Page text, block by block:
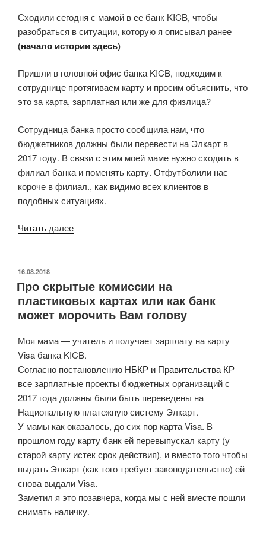
о
том,
как
морочит
голову
клиенту»
Сходили сегодня с мамой в ее банк KICB, чтобы
разобраться в ситуации, которую я описывал ранее
(начало истории здесь)
Пришли в головной офис банка KICB, подходим к
сотруднице протягиваем карту и просим объяснить, что
это за карта, зарплатная или же для физлица?
Сотрудница банка просто сообщила нам, что
бюджетников должны были перевести на Элкарт в
2017 году. В связи с этим моей маме нужно сходить в
филиал банка и поменять карту. Отфутболили нас
короче в филиал., как видимо всех клиентов в
подобных ситуациях.
Читать далее«Продолжение
как
банк
морочит
учителю
и
незаконно
забирает
0,5%
зарплаты»
ОПУБЛИКОВАНО
16.08.2018
Про скрытые комиссии на
пластиковых картах или как банк
может морочить Вам голову
Моя мама — учитель и получает зарплату на карту
Visa банка KICB.
Согласно постановлению НБКР и Правительства КР
все зарплатные проекты бюджетных организаций с
2017 года должны были быть переведены на
Национальную платежную систему Элкарт.
У мамы как оказалось, до сих пор карта Visa. В
прошлом году карту банк ей перевыпускал карту (у
старой карту истек срок действия), и вместо того чтобы
выдать Элкарт (как того требует законодательство) ей
снова выдали Visa.
Заметил я это позавчера, когда мы с ней вместе пошли
снимать наличку.